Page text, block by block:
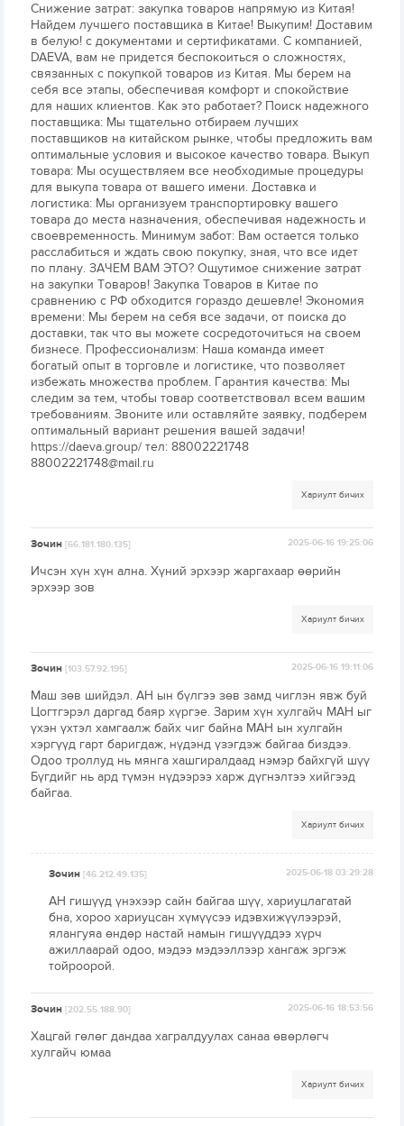
Снижение затрат: закупка товаров напрямую из Китая!
Найдем лучшего поставщика в Китае! Выкупим! Доставим
в белую! с документами и сертификатами. С компанией,
DAEVA, вам не придется беспокоиться о сложностях,
связанных с покупкой товаров из Китая. Мы берем на
себя все этапы, обеспечивая комфорт и спокойствие
для наших клиентов. Как это работает? Поиск надежного
поставщика: Мы тщательно отбираем лучших
поставщиков на китайском рынке, чтобы предложить вам
оптимальные условия и высокое качество товара. Выкуп
товара: Мы осуществляем все необходимые процедуры
для выкупа товара от вашего имени. Доставка и
логистика: Мы организуем транспортировку вашего
товара до места назначения, обеспечивая надежность и
своевременность. Минимум забот: Вам остается только
расслабиться и ждать свою покупку, зная, что все идет
по плану. ЗАЧЕМ ВАМ ЭТО? Ощутимое снижение затрат
на закупки Товаров! Закупка Товаров в Китае по
сравнению с РФ обходится гораздо дешевле! Экономия
времени: Мы берем на себя все задачи, от поиска до
доставки, так что вы можете сосредоточиться на своем
бизнесе. Профессионализм: Наша команда имеет
богатый опыт в торговле и логистике, что позволяет
избежать множества проблем. Гарантия качества: Мы
следим за тем, чтобы товар соответствовал всем вашим
требованиям. Звоните или оставляйте заявку, подберем
оптимальный вариант решения вашей задачи!
https://daeva.group/ тел: 88002221748
88002221748@mail.ru
Хариулт бичих
Зочин[66.181.180.135] 2025-06-16 19:25:06
Ичсэн хүн хүн ална. Хүний эрхээр жаргахаар өөрийн
эрхээр зов
Хариулт бичих
Зочин[103.57.92.195] 2025-06-16 19:11:06
Маш зөв шийдэл. АН ын бүлгээ зөв замд чиглэн явж буй
Цогтгэрэл даргад баяр хүргэе. Зарим хүн хулгайч МАН ыг
үхэн үхтэл хамгаалж байх чиг байна МАН ын хулгайн
хэргүүд гарт баригдаж, нүдэнд үзэгдэж байгаа биздээ.
Одоо троллуд нь мянга хашгиралдаад нэмэр байхгүй шүү
Бүгдийг нь ард түмэн нүдээрээ харж дүгнэлтээ хийгээд
байгаа.
Хариулт бичих
Зочин[46.212.49.135] 2025-06-18 03:29:28
АН гишүүд үнэхээр сайн байгаа шүү, хариуцлагатай
бна, хороо хариуцсан хүмүүсээ идэвхижүүлээрэй,
ялангуяа өндөр настай намын гишүүддээ хүрч
ажиллаарай одоо, мэдээ мэдээллээр хангаж эргэж
тойроорой.
Зочин[202.55.188.90] 2025-06-16 18:53:56
Хацгай гөлөг дандаа хагралдуулах санаа өвөрлөгч
хулгайч юмаа
Хариулт бичих